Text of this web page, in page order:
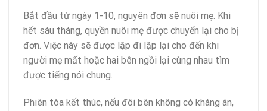
Bắt đầu từ ngày 1-10, nguyên đơn sẽ nuôi mẹ. Khi
hết sáu tháng, quyền nuôi mẹ được chuyển lại cho bị
đơn. Việc này sẽ được lặp đi lặp lại cho đến khi
người mẹ mất hoặc hai bên ngồi lại cùng nhau tìm
được tiếng nói chung.
Phiên tòa kết thúc, nếu đôi bên không có kháng án,